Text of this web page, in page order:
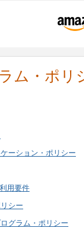
ム・ポリ
ーション・ポリシー
用要件
シー
グラム・ポリシー